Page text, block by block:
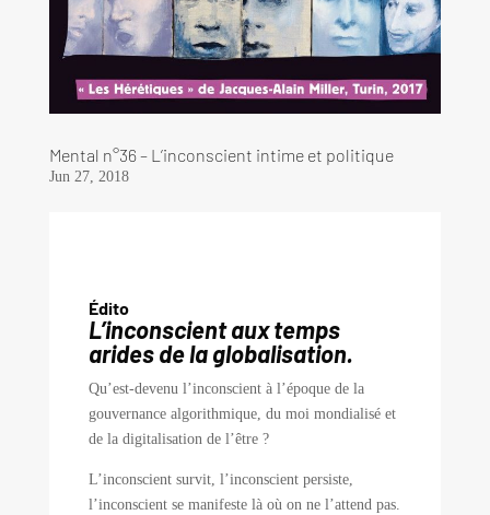
Mental n°36 – L’inconscient intime et politique
Jun 27, 2018
Édito
L’inconscient aux temps
arides de la globalisation.
Qu’est-devenu l’inconscient à l’époque de la
gouvernance algorithmique, du moi mondialisé et
de la digitalisation de l’être ?
L’inconscient survit, l’inconscient persiste,
l’inconscient se manifeste là où on ne l’attend pas.